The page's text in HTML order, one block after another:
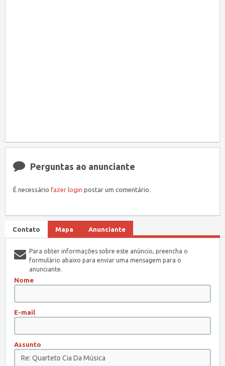
Perguntas ao anunciante
É necessário fazer login postar um comentário.
Contato Mapa Anunciante
Para obter informações sobre este anúncio, preencha o
formulário abaixo para enviar uma mensagem para o
anunciante.
Nome
E-mail
Assunto